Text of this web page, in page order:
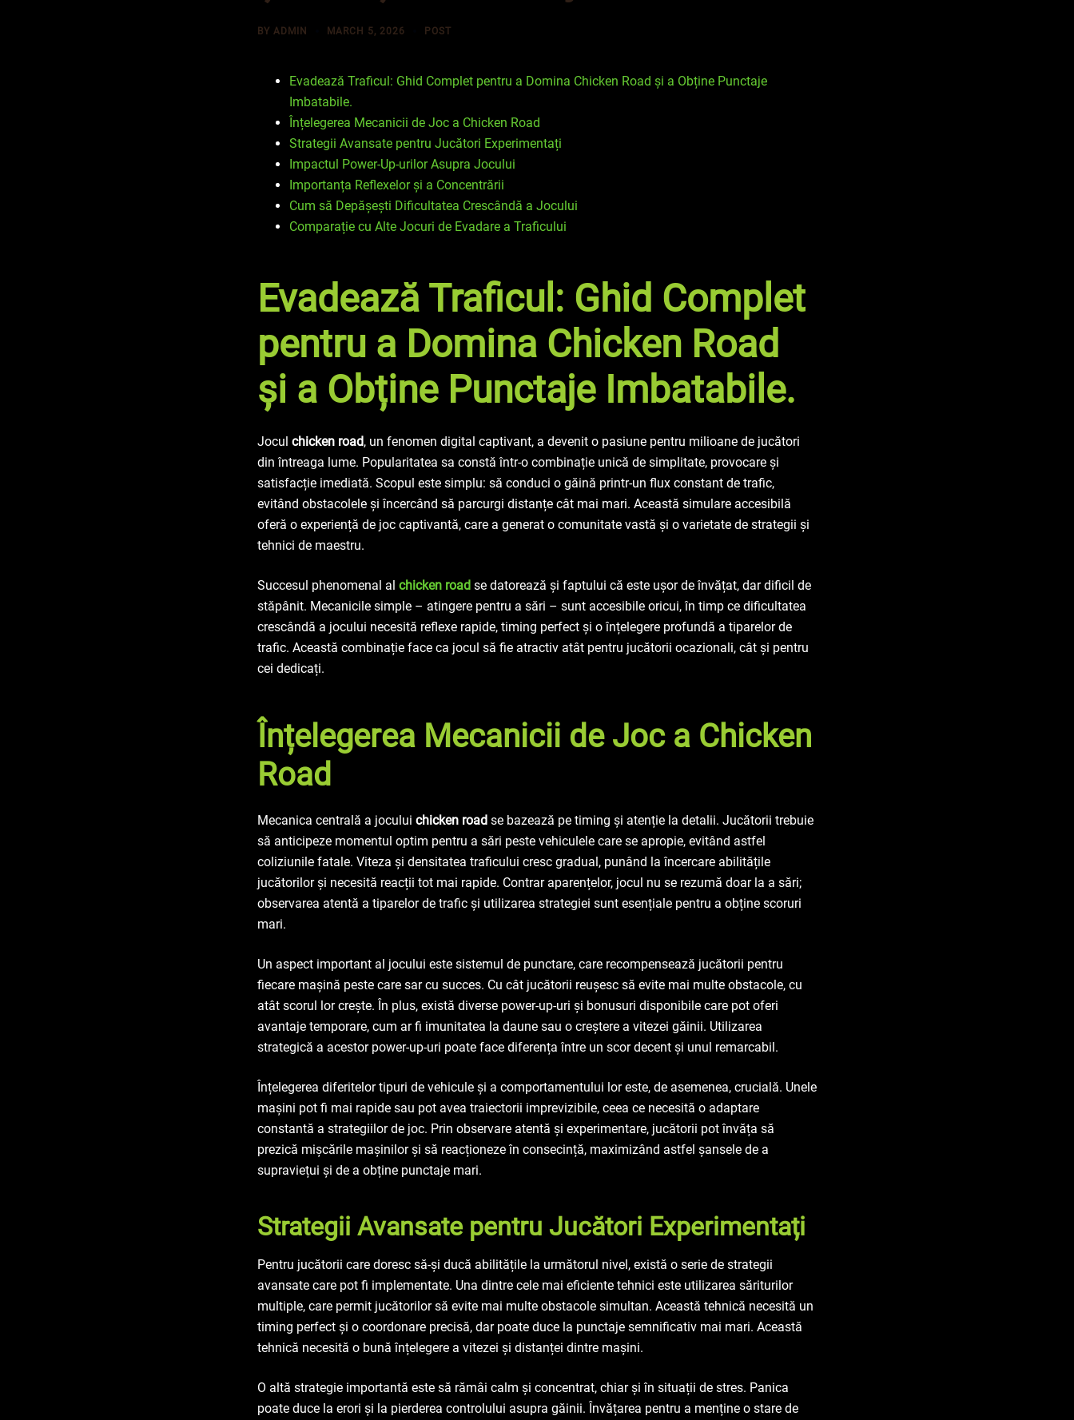
BY ADMIN MARCH 5, 2026 POST
Evadează Traficul: Ghid Complet pentru a Domina Chicken Road și a Obține Punctaje
Imbatabile.
Înțelegerea Mecanicii de Joc a Chicken Road
Strategii Avansate pentru Jucători Experimentați
Impactul Power-Up-urilor Asupra Jocului
Importanța Reflexelor și a Concentrării
Cum să Depășești Dificultatea Crescândă a Jocului
Comparație cu Alte Jocuri de Evadare a Traficului
Evadează Traficul: Ghid Complet
pentru a Domina Chicken Road
și a Obține Punctaje Imbatabile.
Jocul chicken road, un fenomen digital captivant, a devenit o pasiune pentru milioane de jucători
din întreaga lume. Popularitatea sa constă într-o combinație unică de simplitate, provocare și
satisfacție imediată. Scopul este simplu: să conduci o găină printr-un flux constant de trafic,
evitând obstacolele și încercând să parcurgi distanțe cât mai mari. Această simulare accesibilă
oferă o experiență de joc captivantă, care a generat o comunitate vastă și o varietate de strategii și
tehnici de maestru.
Succesul phenomenal al chicken road se datorează și faptului că este ușor de învățat, dar dificil de
stăpânit. Mecanicile simple – atingere pentru a sări – sunt accesibile oricui, în timp ce dificultatea
crescândă a jocului necesită reflexe rapide, timing perfect și o înțelegere profundă a tiparelor de
trafic. Această combinație face ca jocul să fie atractiv atât pentru jucătorii ocazionali, cât și pentru
cei dedicați.
Înțelegerea Mecanicii de Joc a Chicken
Road
Mecanica centrală a jocului chicken road se bazează pe timing și atenție la detalii. Jucătorii trebuie
să anticipeze momentul optim pentru a sări peste vehiculele care se apropie, evitând astfel
coliziunile fatale. Viteza și densitatea traficului cresc gradual, punând la încercare abilitățile
jucătorilor și necesită reacții tot mai rapide. Contrar aparențelor, jocul nu se rezumă doar la a sări;
observarea atentă a tiparelor de trafic și utilizarea strategiei sunt esențiale pentru a obține scoruri
mari.
Un aspect important al jocului este sistemul de punctare, care recompensează jucătorii pentru
fiecare mașină peste care sar cu succes. Cu cât jucătorii reușesc să evite mai multe obstacole, cu
atât scorul lor crește. În plus, există diverse power-up-uri și bonusuri disponibile care pot oferi
avantaje temporare, cum ar fi imunitatea la daune sau o creștere a vitezei găinii. Utilizarea
strategică a acestor power-up-uri poate face diferența între un scor decent și unul remarcabil.
Înțelegerea diferitelor tipuri de vehicule și a comportamentului lor este, de asemenea, crucială. Unele
mașini pot fi mai rapide sau pot avea traiectorii imprevizibile, ceea ce necesită o adaptare
constantă a strategiilor de joc. Prin observare atentă și experimentare, jucătorii pot învăța să
prezică mișcările mașinilor și să reacționeze în consecință, maximizând astfel șansele de a
supraviețui și de a obține punctaje mari.
Strategii Avansate pentru Jucători Experimentați
Pentru jucătorii care doresc să-și ducă abilitățile la următorul nivel, există o serie de strategii
avansate care pot fi implementate. Una dintre cele mai eficiente tehnici este utilizarea săriturilor
multiple, care permit jucătorilor să evite mai multe obstacole simultan. Această tehnică necesită un
timing perfect și o coordonare precisă, dar poate duce la punctaje semnificativ mai mari. Această
tehnică necesită o bună înțelegere a vitezei și distanței dintre mașini.
O altă strategie importantă este să rămâi calm și concentrat, chiar și în situații de stres. Panica
poate duce la erori și la pierderea controlului asupra găinii. Învățarea pentru a menține o stare de